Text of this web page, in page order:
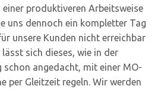
einer produktiveren Arbeitsweise
uns dennoch ein kompletter Tag
unsere Kunden nicht erreichbar
sich dieses, wie in der
schon angedacht, mit einer MO-
per Gleitzeit regeln. Wir werden